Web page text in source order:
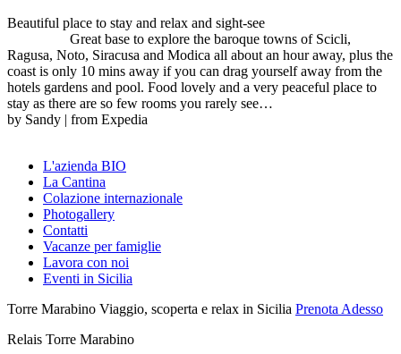
Beautiful place to stay and relax and sight-see
Great base to explore the baroque towns of Scicli,
Ragusa, Noto, Siracusa and Modica all about an hour away, plus the
coast is only 10 mins away if you can drag yourself away from the
hotels gardens and pool. Food lovely and a very peaceful place to
stay as there are so few rooms you rarely see…
by Sandy | from Expedia
L'azienda BIO
La Cantina
Colazione internazionale
Photogallery
Contatti
Vacanze per famiglie
Lavora con noi
Eventi in Sicilia
Torre Marabino Viaggio, scoperta e relax in Sicilia Prenota Adesso
Relais Torre Marabino